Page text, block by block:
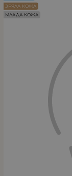
ЗРЯЛА КОЖА
МЛАДА КОЖА